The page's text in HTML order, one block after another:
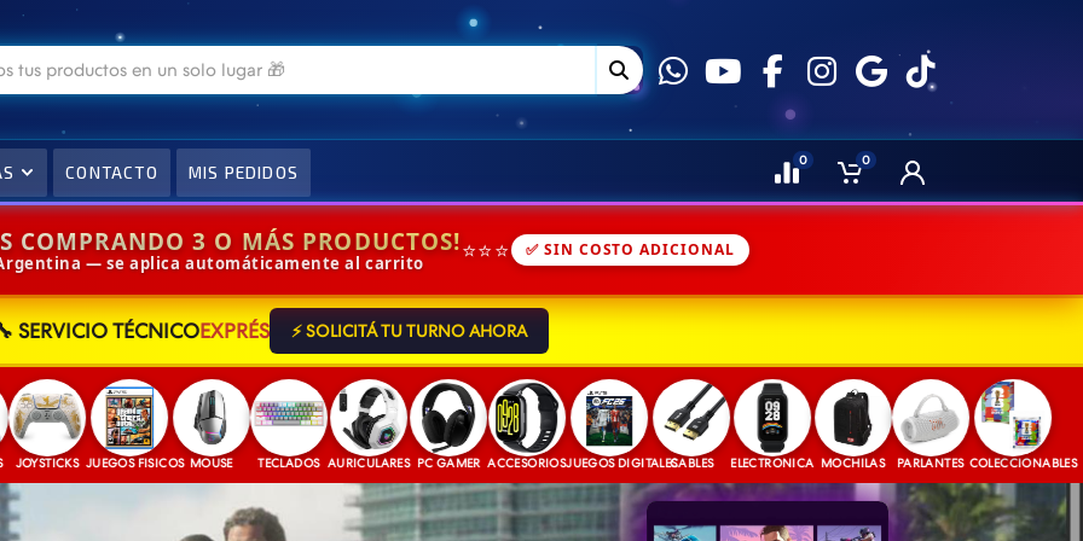
CONTACTO MIS PEDIDOS
0 0
COMPRANDO 3 O MÁS PRODUCTOS!
— se aplica automáticamente al carrito ⭐⭐⭐ ✅ SIN COSTO ADICIONAL
SERVICIO TÉCNICOEXPRÉS ⚡ SOLICITÁ TU TURNO AHORA
JUEGOS FISICOS MOUSE TECLADOS AURICULARES PC GAMER ACCESORIOSJUEGOS DIGITALESCABLES ELECTRONICA MOCHILAS PARLANTES COLECCIONABLES
¿Querés armartu PC Gamer?